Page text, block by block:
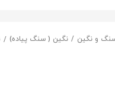
و نگین نگین ( سنگ پیاده)